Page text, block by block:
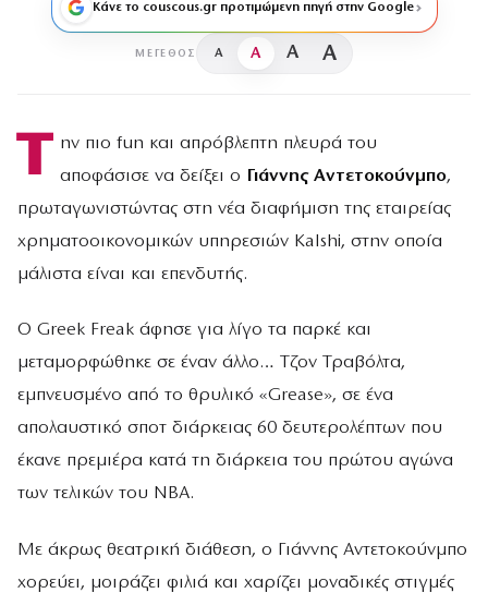
Κάνε το couscous.gr προτιμώμενη πηγή στην Google
ΜΈΓΕΘΟΣ A A A A
Τ ην πιο fun και απρόβλεπτη πλευρά του
αποφάσισε να δείξει ο Γιάννης Αντετοκούνμπο,
πρωταγωνιστώντας στη νέα διαφήμιση της εταιρείας
χρηματοοικονομικών υπηρεσιών Kalshi, στην οποία
μάλιστα είναι και επενδυτής.
Ο Greek Freak άφησε για λίγο τα παρκέ και
μεταμορφώθηκε σε έναν άλλο… Τζον Τραβόλτα,
εμπνευσμένο από το θρυλικό «Grease», σε ένα
απολαυστικό σποτ διάρκειας 60 δευτερολέπτων που
έκανε πρεμιέρα κατά τη διάρκεια του πρώτου αγώνα
των τελικών του NBA.
Με άκρως θεατρική διάθεση, ο Γιάννης Αντετοκούνμπο
χορεύει, μοιράζει φιλιά και χαρίζει μοναδικές στιγμές